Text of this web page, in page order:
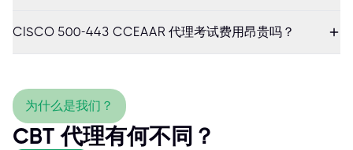
CISCO 500-443 CCEAAR 代理考试费用昂贵吗？
为什么是我们？
CBT 代理有何不同？